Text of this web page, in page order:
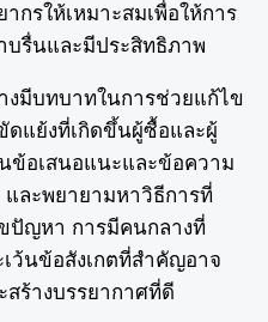
กรให้เหมาะสมเพื่อให้การ
บรื่นและมีประสิทธิภาพ
มีบทบาทในการช่วยแก้ไข
แย้งที่เกิดขึ้นผู้ซื้อและผู้
ข้อเสนอแนะและข้อความ
ละพยายามหาวิธีการที่
ปัญหา การมีคนกลางที่
เว้นข้อสังเกตที่สำคัญอาจ
ร้างบรรยากาศที่ดี